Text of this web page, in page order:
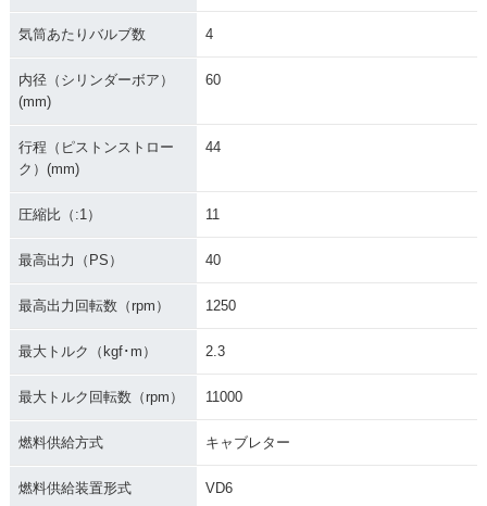
気筒あたりバルブ数 4
内径（シリンダーボア）
(mm)
60
行程（ピストンストロー
ク）(mm)
44
圧縮比（:1） 11
最高出力（PS） 40
最高出力回転数（rpm） 1250
最大トルク（kgf･m） 2.3
最大トルク回転数（rpm） 11000
燃料供給方式 キャブレター
燃料供給装置形式 VD6